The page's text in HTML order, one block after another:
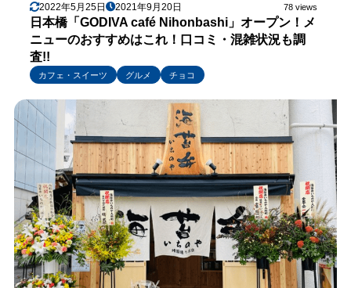
2022年5月25日 2021年9月20日 78 views
日本橋「GODIVA café Nihonbashi」オープン！メ
ニューのおすすめはこれ！口コミ・混雑状況も調
査!!
カフェ・スイーツ グルメ チョコ